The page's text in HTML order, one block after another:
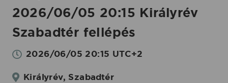
2026/06/05 20:15 Királyrév
Szabadtér fellépés
2026/06/05 20:15 UTC+2
Királyrév, Szabadtér